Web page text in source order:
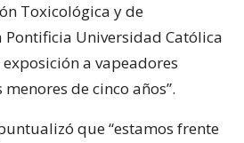
Toxicológica y de
Pontificia Universidad Católica
exposición a vapeadores
de cinco años”.
que “estamos frente